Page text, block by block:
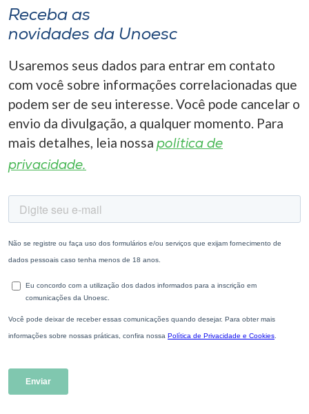
Receba as
novidades da Unoesc
Usaremos seus dados para entrar em contato
com você sobre informações correlacionadas que
podem ser de seu interesse. Você pode cancelar o
envio da divulgação, a qualquer momento. Para
mais detalhes, leia nossa política de
privacidade.